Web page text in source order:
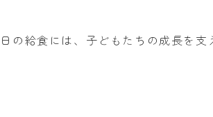
の給食には、子どもたちの成長を支